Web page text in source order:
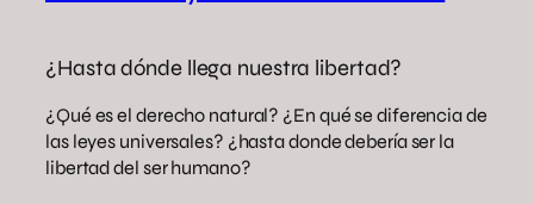
¿Hasta dónde llega nuestra libertad?
¿Qué es el derecho natural? ¿En qué se diferencia de
las leyes universales? ¿hasta donde debería ser la
libertad del ser humano?